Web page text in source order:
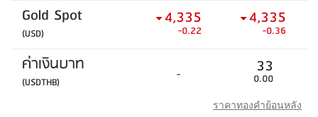
Gold Spot
(USD)
4,335
-0.22
4,335
-0.36
ค่าเงินบาท
(USDTHB) - 33
0.00
ราคาทองคำย้อนหลัง